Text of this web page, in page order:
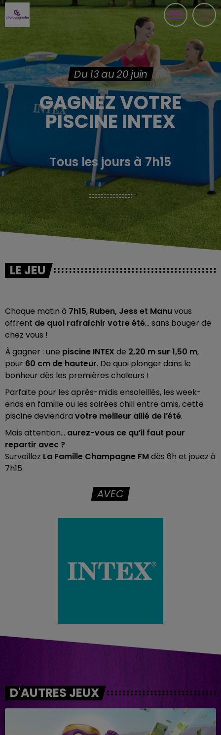
Du 13 au 20 juin
GAGNEZ VOTRE
PISCINE INTEX
Tous les jours à 7h15
LE JEU
Chaque matin à 7h15, Ruben, Jess et Manuvous
offrent de quoi rafraîchir votre été... sans bouger de
chez vous !
À gagner : une piscine INTEX de 2,20 m sur 1,50 m,
pour 60 cm de hauteur. De quoi plonger dans le
bonheur dès les premières chaleurs !
Parfaite pour les après-midis ensoleillés, les week-
ends en famille ou les soirées chill entre amis, cette
piscine deviendra votre meilleur allié de l’été.
Mais attention… aurez-vous ce qu’il faut pour
repartir avec ?
Surveillez La Famille Champagne FMdès 6h et jouez à
7h15
AVEC
D'AUTRES JEUX